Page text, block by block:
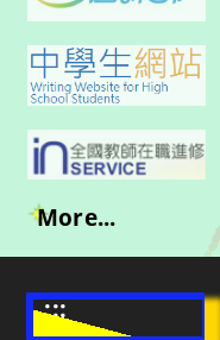
More...
:::